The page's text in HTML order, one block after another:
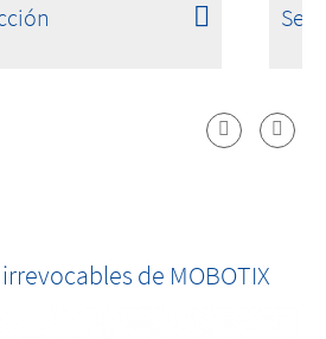
de MOBOTIX